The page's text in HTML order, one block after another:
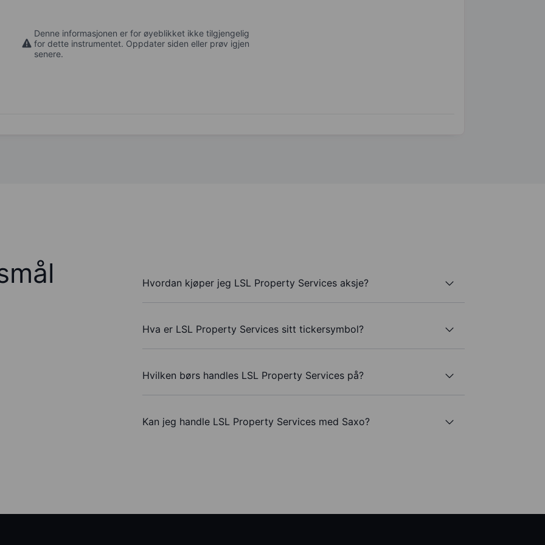
Denne informasjonen er for øyeblikket ikke tilgjengelig
for dette instrumentet. Oppdater siden eller prøv igjen
senere.
Hvordan kjøper jeg LSL Property Services aksje?
Hva er LSL Property Services sitt tickersymbol?
Hvilken børs handles LSL Property Services på?
Kan jeg handle LSL Property Services med Saxo?